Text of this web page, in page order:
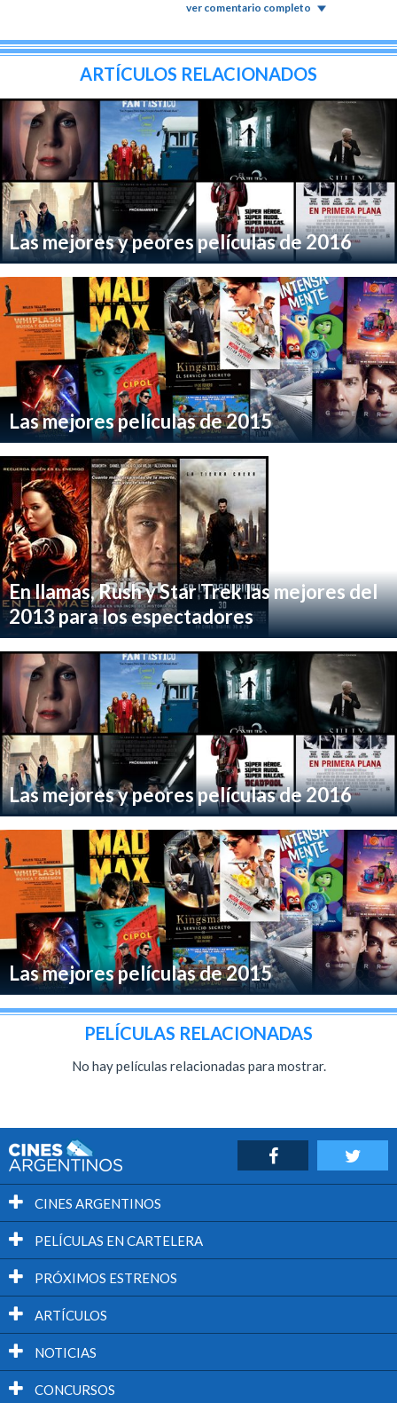
ver comentario completo
ARTÍCULOS RELACIONADOS
Las mejores y peores películas de 2016
Las mejores películas de 2015
En llamas, Rush y Star Trek las mejores del
2013 para los espectadores
Las mejores y peores películas de 2016
Las mejores películas de 2015
PELÍCULAS RELACIONADAS
No hay películas relacionadas para mostrar.
CINES ARGENTINOS
PELÍCULAS EN CARTELERA
PRÓXIMOS ESTRENOS
ARTÍCULOS
NOTICIAS
CONCURSOS